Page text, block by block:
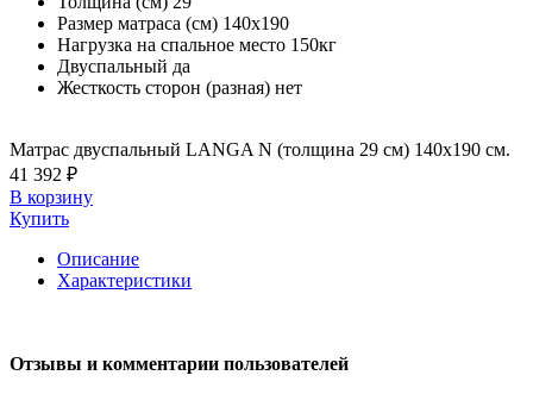
Размер матраса (см) 140х190
Нагрузка на спальное место 150кг
Двуспальный да
Жесткость сторон (разная) нет
Матрас двуспальный LANGA N (толщина 29 см) 140х190 см.
41 392 ₽
В корзину
Купить
Описание
Характеристики
Отзывы и комментарии пользователей